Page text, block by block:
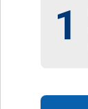
1